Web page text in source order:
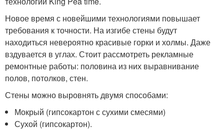
Новое время с новейшими технологиями повышает
требования к точности. На изгибе стены будут
находиться невероятно красивые горки и холмы. Даже
вздувается в углах. Стоит рассмотреть рекламные
ремонтные работы: половина из них выравнивание
полов, потолков, стен.
Стены можно выровнять двумя способами:
Мокрый (гипсокартон с сухими смесями)
Сухой (гипсокартон).